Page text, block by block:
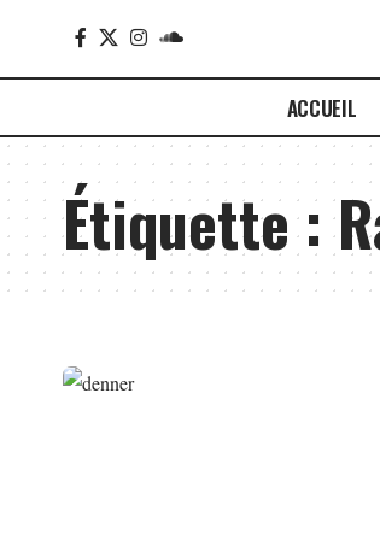
ACCUEIL
Étiquette :